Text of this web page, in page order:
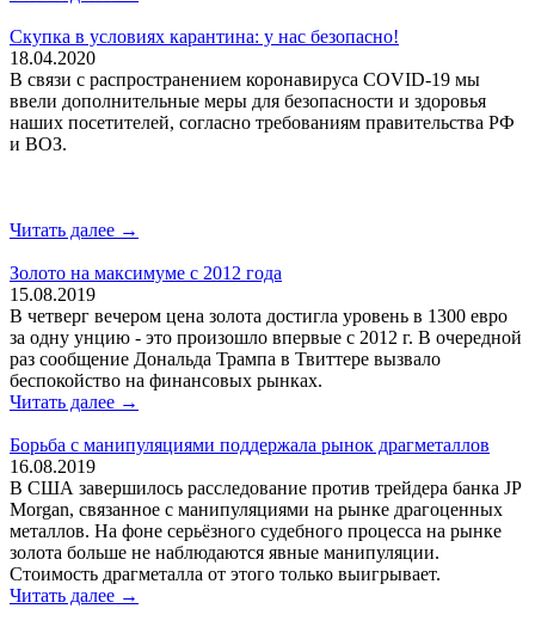
Скупка в условиях карантина: у нас безопасно!
18.04.2020
В связи с распространением коронавируса COVID-19 мы
ввели дополнительные меры для безопасности и здоровья
наших посетителей, согласно требованиям правительства РФ
и ВОЗ.
Читать далее →
Золото на максимуме с 2012 года
15.08.2019
В четверг вечером цена золота достигла уровень в 1300 евро
за одну унцию - это произошло впервые с 2012 г. В очередной
раз сообщение Дональда Трампа в Твиттере вызвало
беспокойство на финансовых рынках.
Читать далее →
Борьба с манипуляциями поддержала рынок драгметаллов
16.08.2019
В США завершилось расследование против трейдера банка JP
Morgan, связанное с манипуляциями на рынке драгоценных
металлов. На фоне серьёзного судебного процесса на рынке
золота больше не наблюдаются явные манипуляции.
Стоимость драгметалла от этого только выигрывает.
Читать далее →